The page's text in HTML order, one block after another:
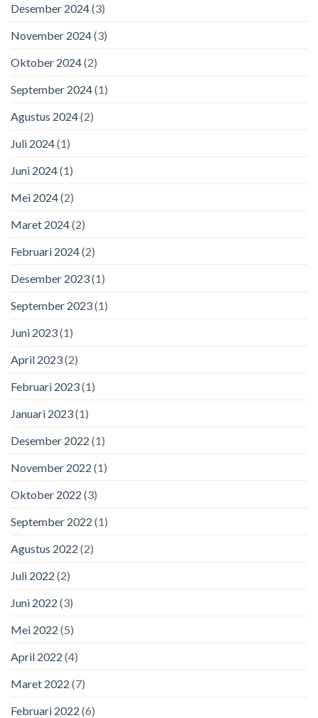
Desember 2024(3)
November 2024(3)
Oktober 2024(2)
September 2024(1)
Agustus 2024(2)
Juli 2024(1)
Juni 2024(1)
Mei 2024(2)
Maret 2024(2)
Februari 2024(2)
Desember 2023(1)
September 2023(1)
Juni 2023(1)
April 2023(2)
Februari 2023(1)
Januari 2023(1)
Desember 2022 (1)
November 2022 (1)
Oktober 2022 (3)
September 2022 (1)
Agustus 2022 (2)
Juli 2022 (2)
Juni 2022 (3)
Mei 2022 (5)
April 2022 (4)
Maret 2022 (7)
Februari 2022 (6)